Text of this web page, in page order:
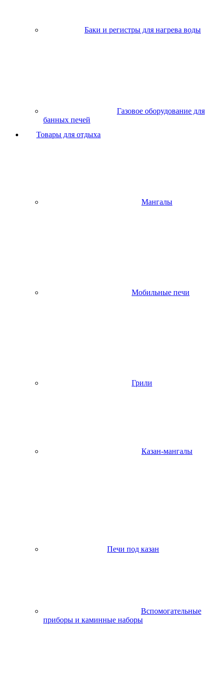
Баки и регистры для нагрева воды
Газовое оборудование для
банных печей
Товары для отдыха
Мангалы
Мобильные печи
Грили
Казан-мангалы
Печи под казан
Вспомогательные
приборы и каминные наборы